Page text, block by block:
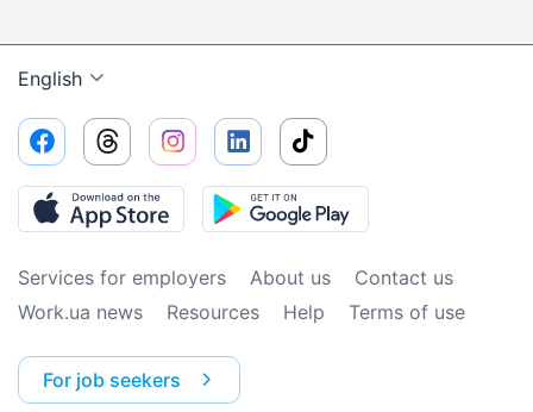
English
Services for employers About us
Contact us
Work.ua news
Resources Help Terms of use
For job seekers